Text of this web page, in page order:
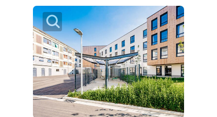
Protection solaire
Rénovation
Sécurité incendie
Software
Techniques ferroviaires